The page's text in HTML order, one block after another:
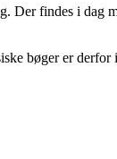
findes i dag
bøger er